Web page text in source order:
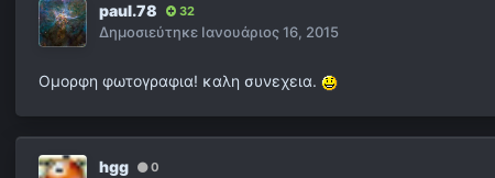
paul.78 32
Δημοσιεύτηκε Ιανουάριος 16, 2015
Oμορφη φωτογραφια! καλη συνεχεια.
hgg 0